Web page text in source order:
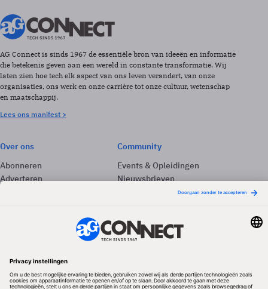
AG Connect is sinds 1967 de essentiële bron van ideeën en informatie
die betekenis geven aan een wereld in constante transformatie. Wij
laten zien hoe tech elk aspect van ons leven verandert, van onze
organisaties, ons werk en onze carrière tot onze cultuur, wetenschap
en maatschappij.
Lees ons manifest >
Over ons
Abonneren
Adverteren
Community
Events & Opleidingen
Nieuwsbrieven
Volg ons